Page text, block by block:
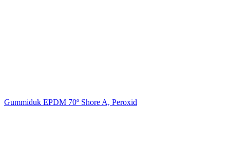
Gummiduk EPDM 70º Shore A, Peroxid